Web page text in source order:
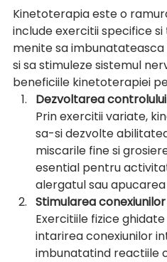
Kinetoterapia este o
include exercitii specifice
menite sa
si sa stimuleze sistemul
beneficiile kinetoterapiei
Dezvoltarea
Prin exercitii variate,
sa-si dezvolte
miscarile fine si
esential pentru
alergatul sau
Stimularea
Exercitiile fizice
intarirea conexiunilor
imbunatatind reactiile